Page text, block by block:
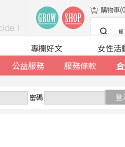
購物車(0
公益服務 服務條款
專欄好文 女性活
密碼 登